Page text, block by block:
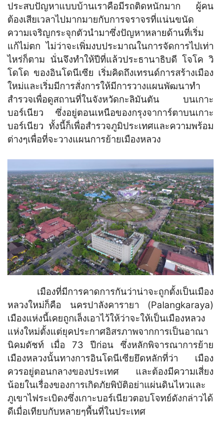
ประสบปัญหาแบบบ้านเราคือมีรถติดหนักมาก ผู้คน
ต้องเสียเวลาไปมากมายกับการจราจรที่แน่นขนัด
ความเจริญกระจุกตัวนำมาซึ่งปัญหาหลายด้านที่เริ่ม
แก้ไม่ตก ไม่ว่าจะเพิ่มงบประมาณในการจัดการไปเท่า
ไหร่ก็ตาม นั่นจึงทำให้ปีที่แล้วประธานาธิบดี โจโค วิ
โดโด ของอินโดนีเซีย เริ่มคิดถึงเทรนด์การสร้างเมือง
ใหม่และเริ่มมีการสั่งการให้มีการวางแผนพัฒนาทำ
สำรวจเพื่อดูสถานที่ในจังหวัดกะลิมันตัน บนเกาะ
บอร์เนียว ซึ่งอยู่ตอนเหนือของกรุงจาการ์ตาบนเกาะ
บอร์เนียว ทั้งนี้ก็เพื่อสำรวจภูมิประเทศและความพร้อม
ต่างๆเพื่อที่จะวางแผนการย้ายเมืองหลวง
เมืองที่มีการคาดการกันว่าน่าจะถูกตั้งเป็นเมือง
หลวงใหม่ก็คือ นครปาลังคารายา (Palangkaraya)
เมืองแห่งนี้เคยถูกเล็งเอาไว้ให้ว่าจะให้เป็นเมืองหลวง
แห่งใหม่ตั้งแต่ยุคประกาศอิสรภาพจากการเป็นอาณา
นิคมดัชท์ เมื่อ 73 ปีก่อน ซึ่งหลักพิจารณาการย้าย
เมืองหลวงนั้นทางการอินโดนีเซียยึดหลักที่ว่า เมือง
ควรอยู่ตอนกลางของประเทศ และต้องมีความเสี่ยง
น้อยในเรื่องของการเกิดภัยพิบัติอย่าแผ่นดินไหวและ
ภูเขาไฟระเบิดงซึ่งเกาะบอร์เนียวตอบโจทย์ดังกล่าวได้
ดีเมื่อเทียบกับหลายๆพื้นที่ในประเทศ